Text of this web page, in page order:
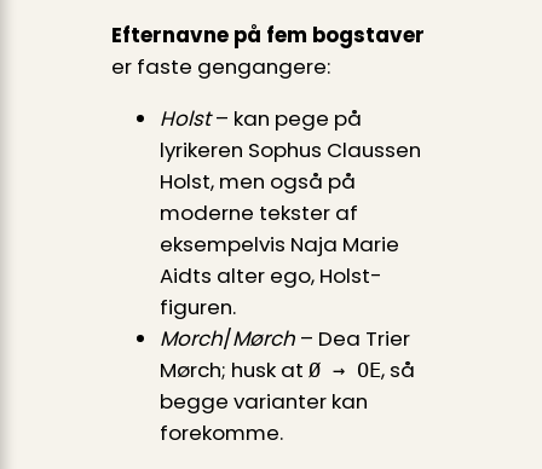
Efternavne på fem bogstaver
er faste gengangere:
Holst– kan pege på
lyrikeren Sophus Claussen
Holst, men også på
moderne tekster af
eksempelvis Naja Marie
Aidts alter ego, Holst-
figuren.
Morch/Mørch– Dea Trier
Mørch; husk at Ø → OE, så
begge varianter kan
forekomme.